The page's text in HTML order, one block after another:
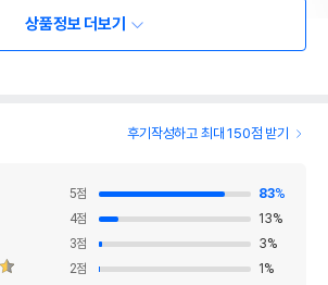
상품정보 더보기
후기작성하고 최대 150점 받기
5점 83%
4점 13%
3점 3%
2점 1 %